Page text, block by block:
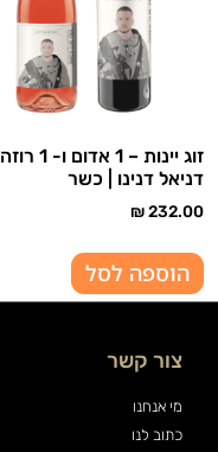
זוג יינות – 1 אדום ו- 1 רוזה
דניאל דנינו | כשר
₪232.00
הוספה לסל
צור קשר
מי אנחנו
כתוב לנו